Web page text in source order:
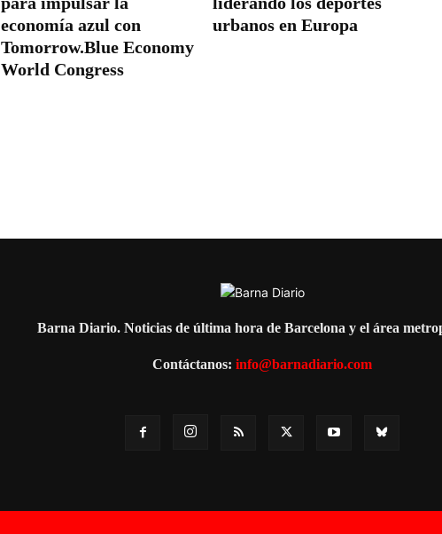
economía azul con
Tomorrow.Blue Economy
World Congress
urbanos en Europa
Barna Diario. Noticias de última hora de Barcelona y el área
Contáctanos: info@barnadiario.com